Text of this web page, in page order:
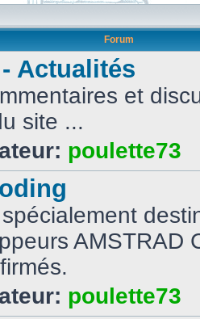
Forum
Actualités
et
site ...
poulette73
AMSTRAD
poulette73